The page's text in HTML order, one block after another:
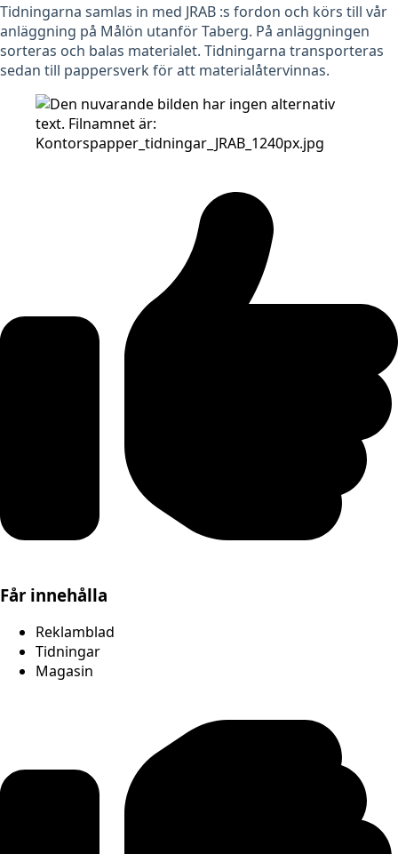
Tidningarna samlas in med JRAB :s fordon och körs till vår
anläggning på Målön utanför Taberg. På anläggningen
sorteras och balas materialet. Tidningarna transporteras
sedan till pappersverk för att materialåtervinnas.
Får innehålla
Reklamblad
Tidningar
Magasin